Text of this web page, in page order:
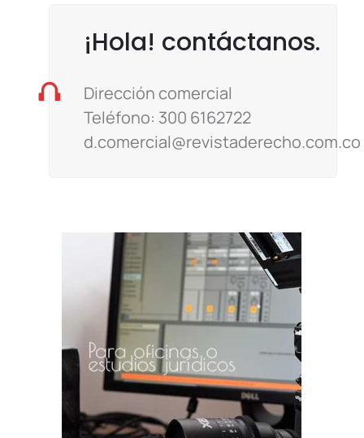
¡Hola! contáctanos.
Dirección comercial
Teléfono: 300 6162722
d.comercial@revistaderecho.com.co